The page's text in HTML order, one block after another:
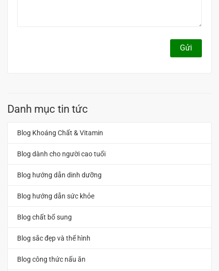
Gửi
Danh mục tin tức
Blog Khoáng Chất & Vitamin
Blog dành cho người cao tuổi
Blog hướng dẫn dinh dưỡng
Blog hướng dẫn sức khỏe
Blog chất bổ sung
Blog sắc đẹp và thể hình
Blog công thức nấu ăn